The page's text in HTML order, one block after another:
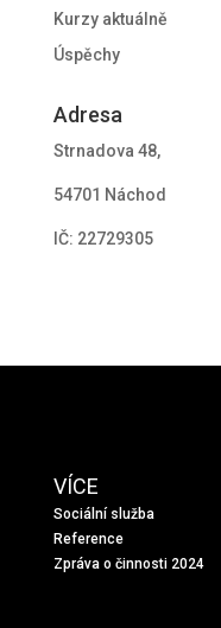
Kurzy aktuálně
Úspěchy
Adresa
Strnadova 48,
54701 Náchod
IČ: 22729305
VÍCE
Sociální služba
Reference
Zpráva o činnosti 2024